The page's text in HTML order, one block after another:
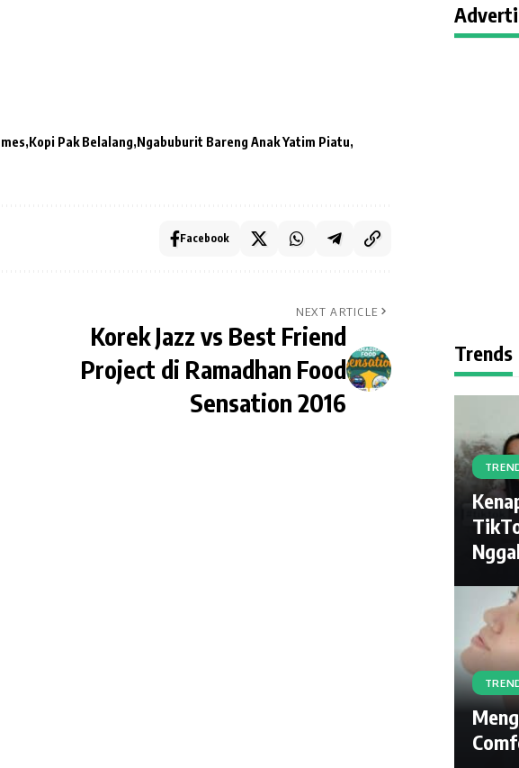
Kopi Pak Belalang Ngabuburit Bareng Anak Yatim Piatu
Facebook
NEXT ARTICLE
Korek Jazz vs Best Friend
Project di Ramadhan Food
Sensation 2016
Trends